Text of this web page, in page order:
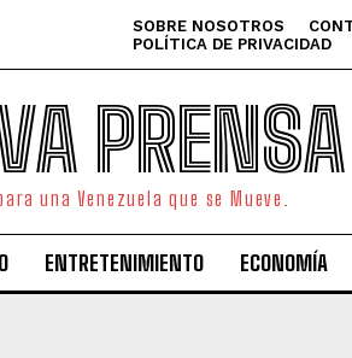
SOBRE NOSOTROS
POLÍTICA DE PRIVACIDAD
PRENSA
una Venezuela que se Mueve.
ENTRETENIMIENTO ECONOMÍA